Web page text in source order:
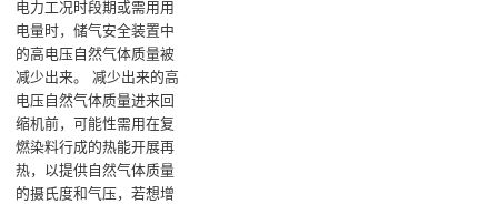
电力工况时段期或需用用
电量时，储气安全装置中
的高电压自然气体质量被
减少出来‌。 减少出来的高
电压自然气体质量进来回
缩机前，可能性需用在复
燃染料行成的热能开展再
热，以提供自然气体质量
的摄氏度和气压，若想增